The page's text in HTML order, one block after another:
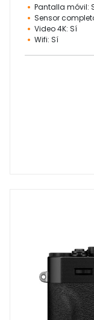
Pantalla móvil:
Sensor
Video 4K: Sí
Wifi: Sí